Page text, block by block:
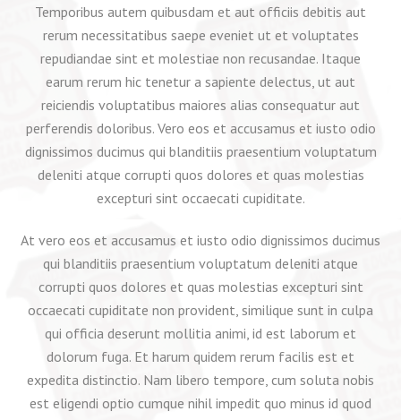
Temporibus autem quibusdam et aut officiis debitis aut
rerum necessitatibus saepe eveniet ut et voluptates
repudiandae sint et molestiae non recusandae. Itaque
earum rerum hic tenetur a sapiente delectus, ut aut
reiciendis voluptatibus maiores alias consequatur aut
perferendis doloribus. Vero eos et accusamus et iusto odio
dignissimos ducimus qui blanditiis praesentium voluptatum
deleniti atque corrupti quos dolores et quas molestias
excepturi sint occaecati cupiditate.
At vero eos et accusamus et iusto odio dignissimos ducimus
qui blanditiis praesentium voluptatum deleniti atque
corrupti quos dolores et quas molestias excepturi sint
occaecati cupiditate non provident, similique sunt in culpa
qui officia deserunt mollitia animi, id est laborum et
dolorum fuga. Et harum quidem rerum facilis est et
expedita distinctio. Nam libero tempore, cum soluta nobis
est eligendi optio cumque nihil impedit quo minus id quod